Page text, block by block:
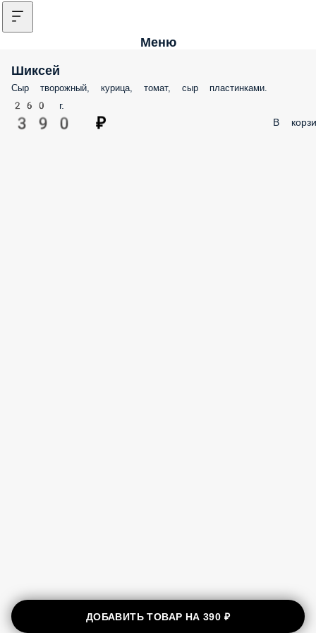
Меню
Шиксей
Сыр творожный, курица, томат, сыр пластинками.
260 г.
390 ₽ В
ДОБАВИТЬ ТОВАР НА390 ₽